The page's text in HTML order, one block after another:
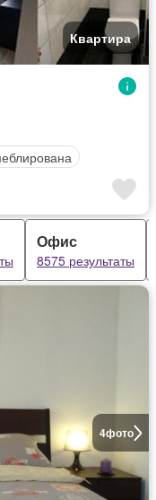
Квартира
Офис
8575 результаты
4фото